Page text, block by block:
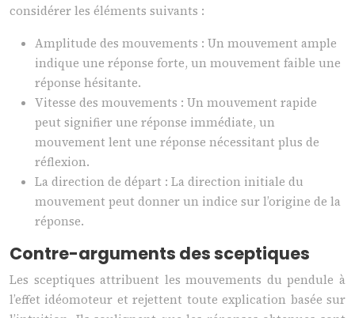
considérer les éléments suivants :
Amplitude des mouvements : Un mouvement ample
indique une réponse forte, un mouvement faible une
réponse hésitante.
Vitesse des mouvements : Un mouvement rapide
peut signifier une réponse immédiate, un
mouvement lent une réponse nécessitant plus de
réflexion.
La direction de départ : La direction initiale du
mouvement peut donner un indice sur l’origine de la
réponse.
Contre-arguments des sceptiques
Les sceptiques attribuent les mouvements du pendule à
l’effet idéomoteur et rejettent toute explication basée sur